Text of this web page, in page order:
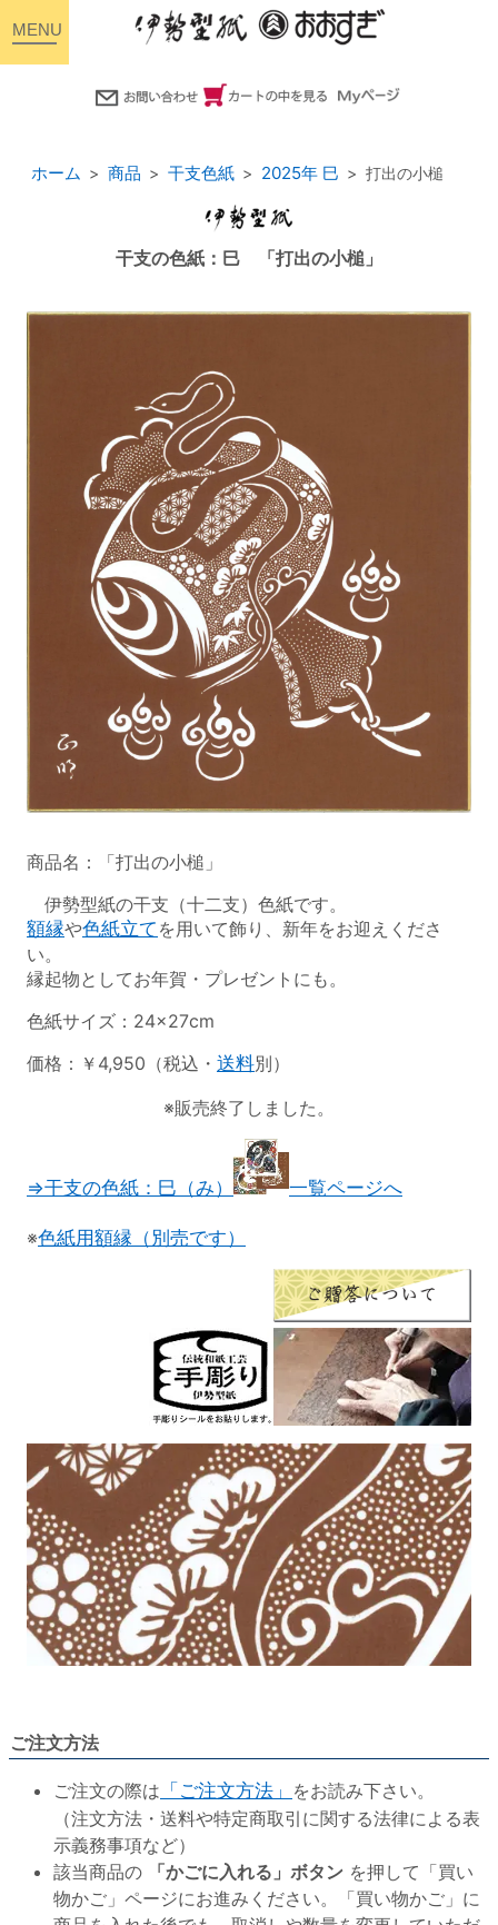
ホーム 商品 干支色紙 2025年 巳 打出の小槌
干支の色紙：巳 「打出の小槌」
商品名：「打出の小槌」
伊勢型紙の干支（十二支）色紙です。
額縁や色紙立て を用いて飾り、新年をお迎えくださ
い。
縁起物としてお年賀・プレゼントにも。
色紙サイズ：24×27cm
価格：￥4,950（税込・ 送料別）
※販売終了しました。
⇒干支の色紙：巳（み） 一覧ページへ
※色紙用額縁（別売です）
ご注文方法
ご注文の際は 「ご注文方法」 をお読み下さい。
（注文方法・送料や特定商取引に関する法律による表
示義務事項など）
該当商品の
「かごに入れる」ボタン を押して「買い
物かご」ページにお進みください。「買い物かご」に
toggle
navigation